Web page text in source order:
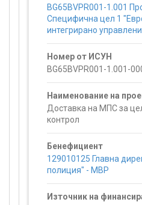
BG65BVPR001-1.001
Специфична цел 1
интегрирано
Номер от ИСУН
BG65BVPR001-1.001-
Наименование на
Доставка на МПС за
контрол
Бенефициент
129010125 Главна
полиция" - МВР
Източник на